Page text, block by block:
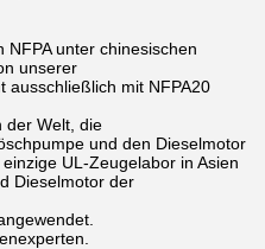
unter chinesischen
unserer
ausschließlich mit NFPA20
der Welt, die
und den Dieselmotor
UL-Zeugelabor in Asien
Dieselmotor der